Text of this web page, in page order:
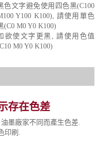
色文字避免使用四色黑(C100
Y100 K100), 請使用單色
(C0 M0 Y0 K100)
欲使文字更黑, 請使用色值
M0 Y0 K100)
存在色差
墨廠家不同而產生色差.
刷.